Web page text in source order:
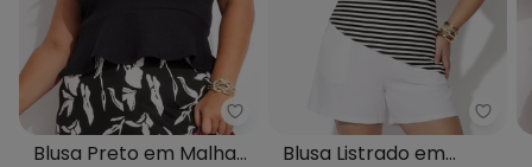
Marguerite - Blusa Preto em
Blusa Preto em Malha
Blusa Listrado em